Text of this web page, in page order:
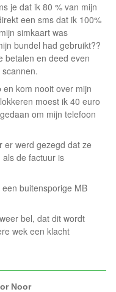
je dat ik 80 % van mijn
een sms dat ik 100%
simkaart was
bundel had gebruikt??
betalen en deed even
kom nooit over mijn
moest ik 40 euro
om mijn telefoon
er werd gezegd dat ze
de factuur is
buitensporige MB
bel, dat dit wordt
wek een klacht
Noor